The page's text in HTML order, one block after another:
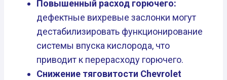
Повышенный расход горючего:
дефектные вихревые заслонки могут
дестабилизировать функционирование
системы впуска кислорода, что
приводит к перерасходу горючего.
Снижение тяговитости Chevrolet